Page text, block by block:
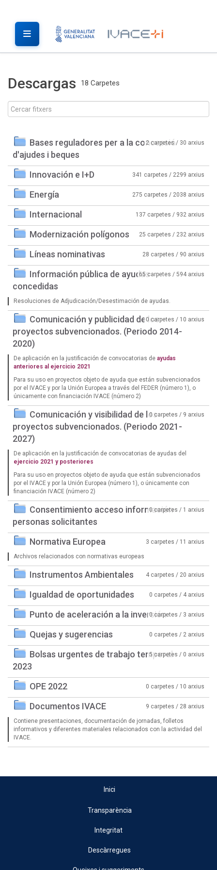
Descargas 18 Carpetes
Bases reguladores per a la concessió
d'ajudes i beques
2 carpetes / 30 arxius
Innovación e I+D 341 carpetes / 2299 arxius
Energía 275 carpetes / 2038 arxius
Internacional 137 carpetes / 932 arxius
Modernización polígonos 25 carpetes / 232 arxius
Líneas nominativas 28 carpetes / 90 arxius
Información pública de ayudas
concedidas
65 carpetes / 594 arxius
Resoluciones de Adjudicación/Desestimación de ayudas.
Comunicación y publicidad de los
proyectos subvencionados. (Periodo 2014-
2020)
0 carpetes / 10 arxius
De aplicación en la justificación de convocatorias de ayudas
anteriores al ejercicio 2021
Para su uso en proyectos objeto de ayuda que están subvencionados
por el IVACE y por la Unión Europea a través del FEDER (número 1), o
únicamente con financiación IVACE (número 2)
Comunicación y visibilidad de los
proyectos subvencionados. (Periodo 2021-
2027)
0 carpetes / 9 arxius
De aplicación en la justificación de convocatorias de ayudas del
ejercicio 2021 y posteriores
Para su uso en proyectos objeto de ayuda que están subvencionados
por el IVACE y por la Unión Europea (número 1), o únicamente con
financiación IVACE (número 2)
Consentimiento acceso información
personas solicitantes
0 carpetes / 1 arxius
Normativa Europea 3 carpetes / 11 arxius
Archivos relacionados con normativas europeas
Instrumentos Ambientales 4 carpetes / 20 arxius
Igualdad de oportunidades 0 carpetes / 4 arxius
Punto de aceleración a la inversión0 carpetes / 3 arxius
Quejas y sugerencias 0 carpetes / 2 arxius
Bolsas urgentes de trabajo temporal
2023
5 carpetes / 0 arxius
OPE 2022 0 carpetes / 10 arxius
Documentos IVACE 9 carpetes / 28 arxius
Contiene presentaciones, documentación de jornadas, folletos
informativos y diferentes materiales relacionados con la actividad del
IVACE.
Inici
Transparència
Integritat
Descàrregues